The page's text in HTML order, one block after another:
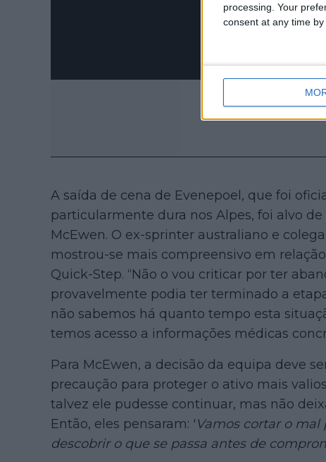
processing. Your
consent at any time
A saída de cena de Evenepoel, que foi
particularmente dura nos Alpes, foi alvo
McEwen. O ex-sprinter australiano e
mostrou-se mais compreensivo em
Quick-Step. “Não o vou criticar por ter
provavelmente podia ter terminado a
não sabemos há quanto tempo esta
temos acesso a informações médicas
Para McEwen, a decisão da equipa deve
precaução para proteger o ativo mais
talvez ele pudesse continuar, mas não
Então, eles pensaram: 'Vamos cortar o mal
descobrir o que se passa antes de